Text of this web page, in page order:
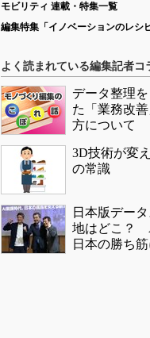
モビリティ 連載・特集一覧
編集特集「イノベーションのレシ
よく読まれている編集記者コ
データ整理
た「業務改
方について
3D技術が変
の常識
日本版デー
地はどこ？
日本の勝ち